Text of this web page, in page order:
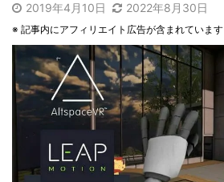
2019年4月10日 2022年8月30日
※ 記事内にアフィリエイト広告が含まれています